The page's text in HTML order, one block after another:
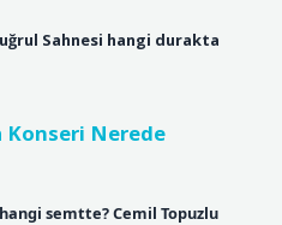
Sahnesi hangi durakta
Konseri Nerede
semtte? Cemil Topuzlu